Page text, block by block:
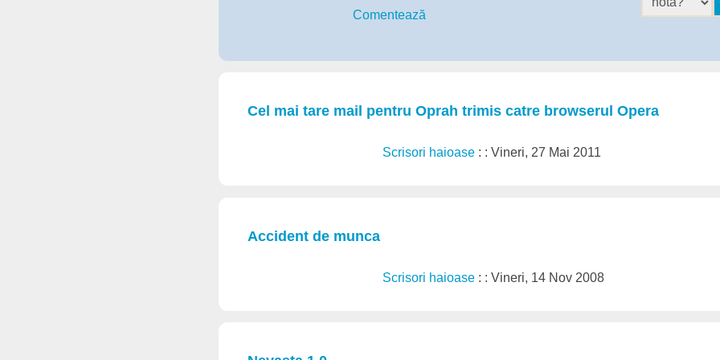
Comentează
Cel mai tare mail pentru Oprah trimis catre browserul Opera
Scrisori haioase : : Vineri, 27 Mai 2011
Accident de munca
Scrisori haioase : : Vineri, 14 Nov 2008